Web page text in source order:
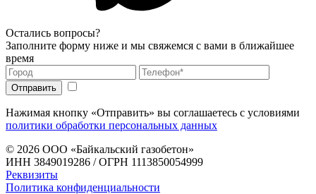
Остались вопросы?
Заполните форму ниже и мы свяжемся с вами в ближайшее
время
Нажимая кнопку «Отправить» вы соглашаетесь с условиями
политики обработки персональных данных
© 2026 ООО «Байкальский газобетон»
ИНН 3849019286 / ОГРН 1113850054999
Реквизиты
Политика конфиденциальности